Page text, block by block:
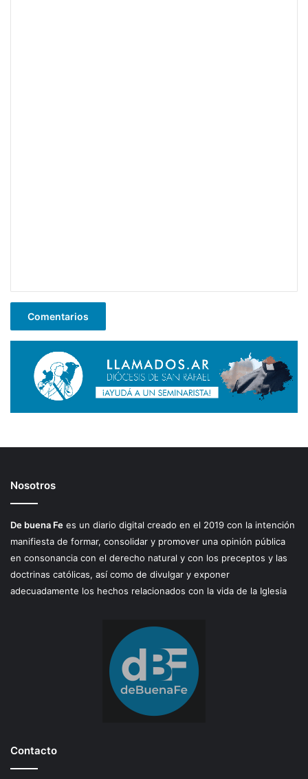
Comentarios
Nosotros
De buena Fe es un diario digital creado en el 2019 con la intención
manifiesta de formar, consolidar y promover una opinión pública
en consonancia con el derecho natural y con los preceptos y las
doctrinas católicas, así como de divulgar y exponer
adecuadamente los hechos relacionados con la vida de la Iglesia
Contacto